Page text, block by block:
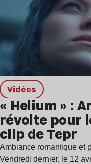
Vidéos
« Helium » :
révolte pour
clip de Tepr
Ambiance romantique et
Vendredi dernier, le 12